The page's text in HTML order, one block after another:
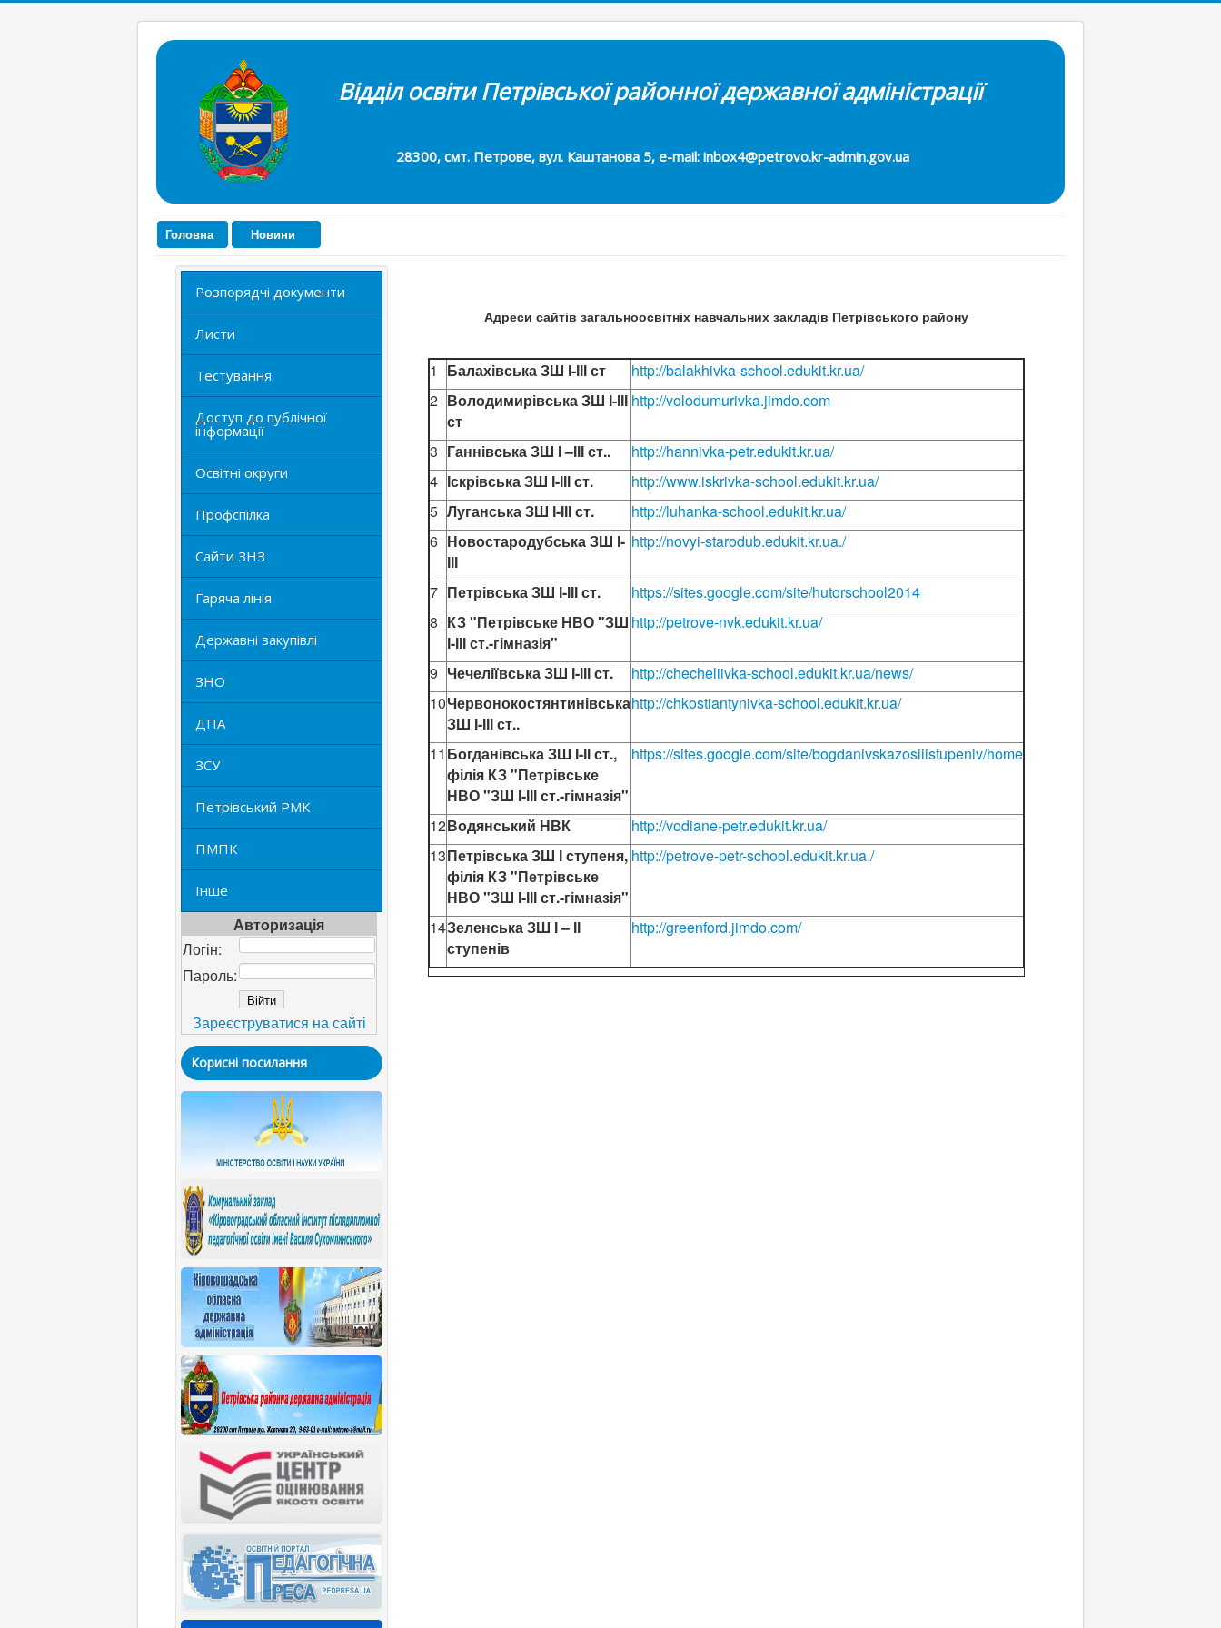
Відділ освіти Петрівської районної державної адміністрації
28300, смт. Петрове, вул. Каштанова 5, e-mail: inbox4@petrovo.kr-admin.gov.ua
Головна Новини
Розпорядчі документи
Листи
Тестування
Доступ до публічної
інформації
Освітні округи
Профспілка
Сайти ЗНЗ
Гаряча лінія
Державні закупівлі
ЗНО
ДПА
ЗСУ
Петрівський РМК
ПМПК
Інше
Авторизація
Логін:
Пароль:
Зареєструватися на сайті
Корисні посилання
Адреси сайтів загальноосвітніх навчальних закладів Петрівського району
1 Балахівська ЗШ І-ІІІ ст
http://balakhivka-school.edukit.kr.ua/
2 Володимирівська ЗШ І-ІІІ
ст
http://volodumurivka.jimdo.com
3 Ганнівська ЗШ І –ІІІ ст..
http://hannivka-petr.edukit.kr.ua/
4 Іскрівська ЗШ І-ІІІ ст.
http://www.iskrivka-school.edukit.kr.ua/
5 Луганська ЗШ І-ІІІ ст.
http://luhanka-school.edukit.kr.ua/
6 Новостародубська ЗШ І-
ІІІ
http://novyi-starodub.edukit.kr.ua./
7 Петрівська ЗШ І-ІІІ ст.
https://sites.google.com/site/hutorschool2014
8 КЗ "Петрівське НВО "ЗШ
І-ІІІ ст.-гімназія"
http://petrove-nvk.edukit.kr.ua/
9 Чечеліївська ЗШ І-ІІІ ст.
http://checheliivka-school.edukit.kr.ua/news/
10Червонокостянтинівська
ЗШ І-ІІІ ст..
http://chkostiantynivka-school.edukit.kr.ua/
11 Богданівська ЗШ І-ІІ ст.,
філія КЗ "Петрівське
НВО "ЗШ І-ІІІ ст.-гімназія"
https://sites.google.com/site/bogdanivskazosiiistupeniv/home
12Водянський НВК
http://vodiane-petr.edukit.kr.ua/
13Петрівська ЗШ І ступеня,
філія КЗ "Петрівське
НВО "ЗШ І-ІІІ ст.-гімназія"
http://petrove-petr-school.edukit.kr.ua./
14Зеленська ЗШ І – ІІ
ступенів
http://greenford.jimdo.com/